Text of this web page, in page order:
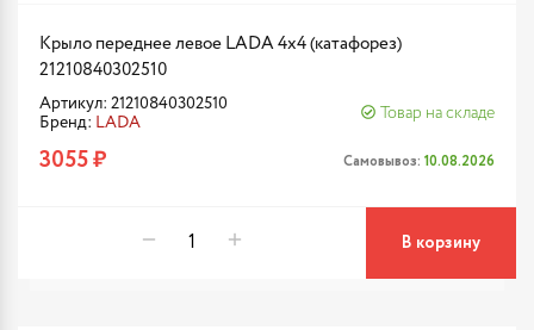
Крыло переднее левое LADA 4x4 (катафорез)
21210840302510
Артикул: 21210840302510
Бренд: LADA
Товар на складе
3055 ₽ Самовывоз: 10.08.2026
В корзину